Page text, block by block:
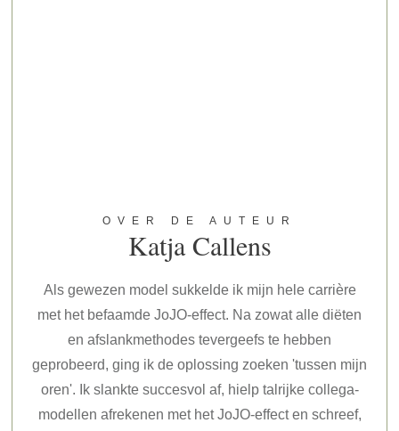
OVER DE AUTEUR
Katja Callens
Als gewezen model sukkelde ik mijn hele carrière
met het befaamde JoJO-effect. Na zowat alle diëten
en afslankmethodes tevergeefs te hebben
geprobeerd, ging ik de oplossing zoeken 'tussen mijn
oren'. Ik slankte succesvol af, hielp talrijke collega-
modellen afrekenen met het JoJO-effect en schreef,